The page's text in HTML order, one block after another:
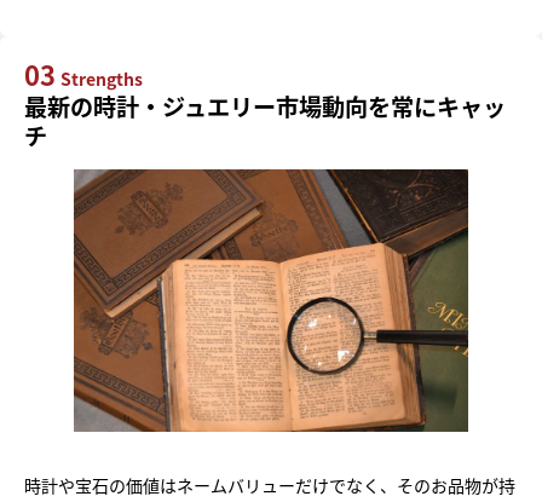
03 Strengths
最新の時計・ジュエリー市場動向を常にキャッ
チ
時計や宝石の価値はネームバリューだけでなく、そのお品物が持